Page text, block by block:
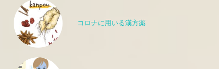
コロナに用いる漢方薬